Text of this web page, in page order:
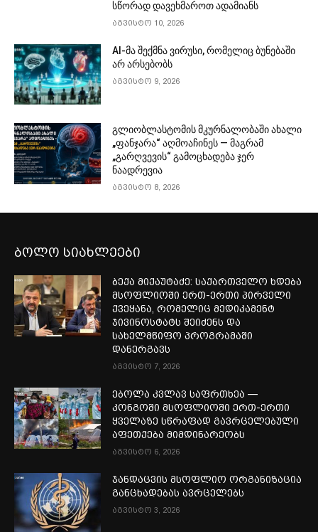
სწორად დავეხმაროთ ადამიანს
აგვისტო 10, 2026
AI-მა შექმნა ვირუსი, რომელიც ბუნებაში
არ არსებობს
აგვისტო 9, 2026
გლიობლასტომის მკურნალობაში ახალი
„ფანჯარა“ აღმოაჩინეს — მაგრამ
„გარღვევის“ გამოცხადება ჯერ
ნაადრევია
აგვისტო 8, 2026
ბოლო სიახლეები
ბექა მიქაუტაძე: საქართველო ხდება
მსოფლიოში ერთ-ერთი პირველი
ქვეყანა, რომელიც მედიკამენტ
ჯივინოსტატს შეიძენს და
სახელმწიფო პროგრამაში
დანერგავს
აგვისტო 7, 2026
ებოლა კვლავ საფრთხეა —
კონგოში მსოფლიოში ერთ-ერთი
ყველაზე სწრაფად გავრცელებული
აფეთქება მიმდინარეობს
აგვისტო 6, 2026
ჯანდაცვის მსოფლიო ორგანიზაცია
განცხადებას ავრცელებს
აგვისტო 3, 2026